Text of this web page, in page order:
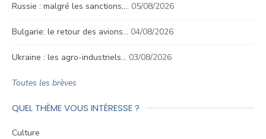
Russie : malgré les sanctions,… 05/08/2026
Bulgarie: le retour des avions… 04/08/2026
Ukraine : les agro-industriels… 03/08/2026
Toutes les brèves
QUEL THÈME VOUS INTÉRESSE ?
Culture